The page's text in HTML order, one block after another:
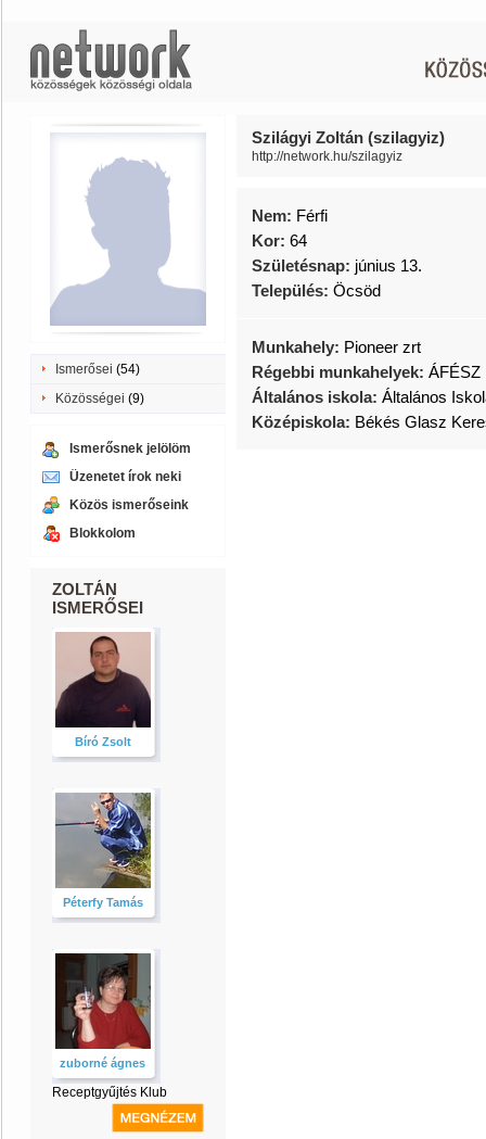
Ismerősei (54)
Közösségei (9)
Ismerősnek jelölöm
Üzenetet írok neki
Közös ismerőseink
Blokkolom
ZOLTÁN
ISMERŐSEI
Bíró Zsolt
Péterfy Tamás
zuborné ágnes
Receptgyűjtés Klub
Szilágyi Zoltán (szilagyiz)
http://network.hu/szilagyiz
Nem: Férfi
Kor: 64
Születésnap: június 13.
Település: Öcsöd
Munkahely: Pioneer zrt
Régebbi munkahelyek: ÁFÉSZ
Általános iskola: Általános
Középiskola: Békés Glasz